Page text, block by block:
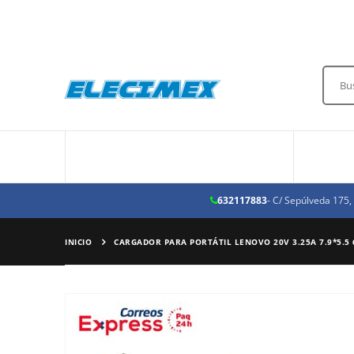
632117883- C/ Sepúlveda
INICIO CARGADOR PARA PORTÁTIL LENOVO 20V 3.25A 7.9*5.5